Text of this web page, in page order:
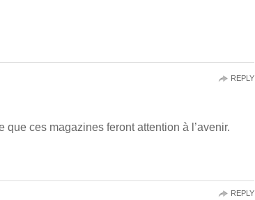
ces magazines feront attention à l’avenir.
REPLY
REPLY